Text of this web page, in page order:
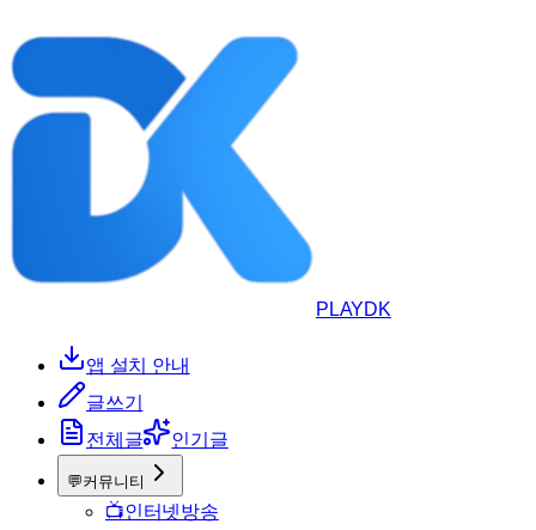
PLAYDK
앱 설치 안내
글쓰기
전체글
인기글
💬커뮤니티
📺인터넷방송